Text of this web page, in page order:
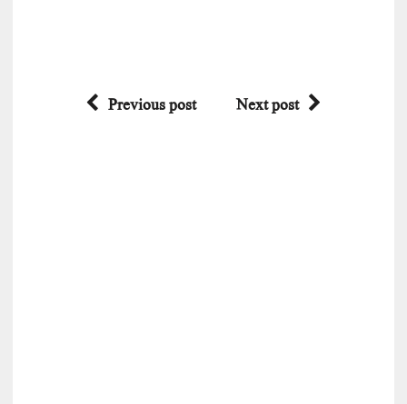
Previous post Next post